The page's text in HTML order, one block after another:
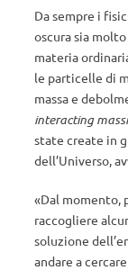
Da sempre i
oscura sia
materia
le particelle di
massa e
interacting
state create in
dell’Universo,
«Dal momento,
raccogliere
soluzione
andare a